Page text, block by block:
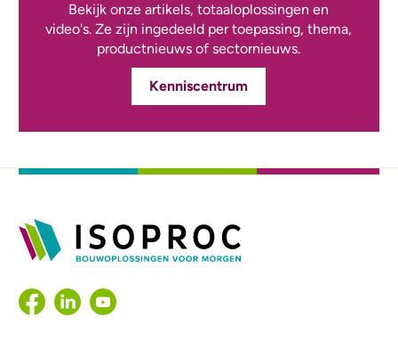
Bekijk onze artikels, totaaloplossingen en
video's. Ze zijn ingedeeld per toepassing, thema,
productnieuws of sectornieuws.
Kenniscentrum